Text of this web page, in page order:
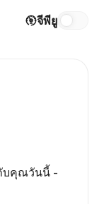
จีพียู
บคุณวันนี้ -